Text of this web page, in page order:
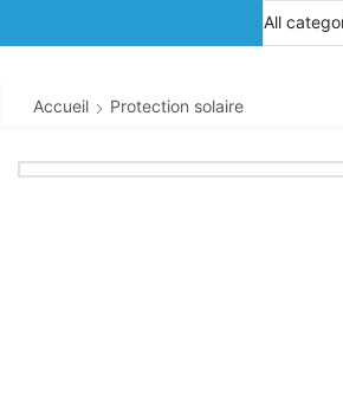
Accueil
Protection solaire